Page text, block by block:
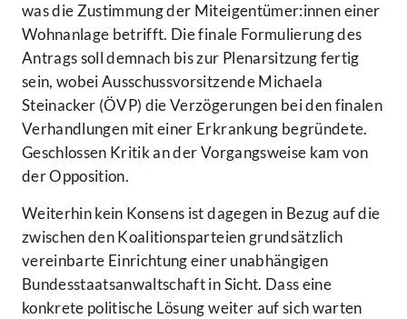
was die Zustimmung der Miteigentümer:innen einer
Wohnanlage betrifft. Die finale Formulierung des
Antrags soll demnach bis zur Plenarsitzung fertig
sein, wobei Ausschussvorsitzende Michaela
Steinacker (ÖVP) die Verzögerungen bei den finalen
Verhandlungen mit einer Erkrankung begründete.
Geschlossen Kritik an der Vorgangsweise kam von
der Opposition.
Weiterhin kein Konsens ist dagegen in Bezug auf die
zwischen den Koalitionsparteien grundsätzlich
vereinbarte Einrichtung einer unabhängigen
Bundesstaatsanwaltschaft in Sicht. Dass eine
konkrete politische Lösung weiter auf sich warten